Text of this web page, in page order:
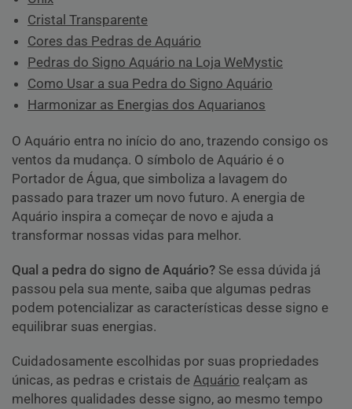
Cristal Transparente
Cores das Pedras de Aquário
Pedras do Signo Aquário na Loja WeMystic
Como Usar a sua Pedra do Signo Aquário
Harmonizar as Energias dos Aquarianos
O Aquário entra no início do ano, trazendo consigo os
ventos da mudança. O símbolo de Aquário é o
Portador de Água, que simboliza a lavagem do
passado para trazer um novo futuro. A energia de
Aquário inspira a começar de novo e ajuda a
transformar nossas vidas para melhor.
Qual a pedra do signo de Aquário? Se essa dúvida já
passou pela sua mente, saiba que algumas pedras
podem potencializar as características desse signo e
equilibrar suas energias.
Cuidadosamente escolhidas por suas propriedades
únicas, as pedras e cristais deAquário realçam as
melhores qualidades desse signo, ao mesmo tempo